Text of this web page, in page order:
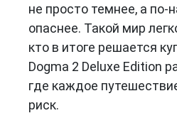
не просто темнее, а
опаснее. Такой мир
кто в итоге решается
Dogma 2 Deluxe Edition
где каждое
риск.